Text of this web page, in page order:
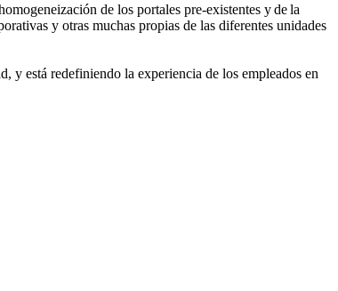
de los portales pre-existentes y de la
y otras muchas propias de las diferentes unidades
y está redefiniendo la experiencia de los empleados en